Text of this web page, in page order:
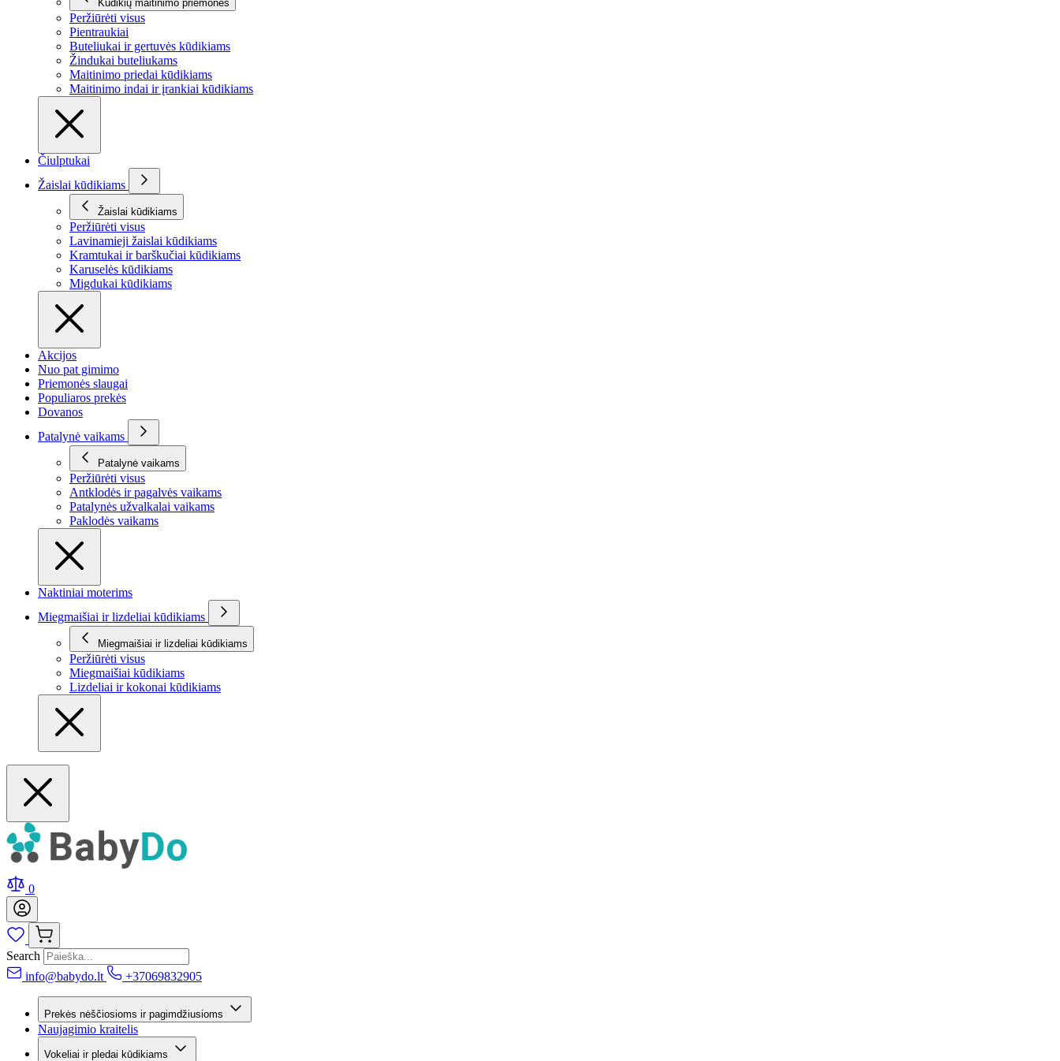
Kūdikių maitinimo priemonės
Peržiūrėti visus
Pientraukiai
Buteliukai ir gertuvės kūdikiams
Žindukai buteliukams
Maitinimo priedai kūdikiams
Maitinimo indai ir įrankiai kūdikiams
Čiulptukai
Žaislai kūdikiams
Žaislai kūdikiams
Peržiūrėti visus
Lavinamieji žaislai kūdikiams
Kramtukai ir barškučiai kūdikiams
Karuselės kūdikiams
Migdukai kūdikiams
Akcijos
Nuo pat gimimo
Priemonės slaugai
Populiaros prekės
Dovanos
Patalynė vaikams
Patalynė vaikams
Peržiūrėti visus
Antklodės ir pagalvės vaikams
Patalynės užvalkalai vaikams
Paklodės vaikams
Naktiniai moterims
Miegmaišiai ir lizdeliai kūdikiams
Miegmaišiai ir lizdeliai kūdikiams
Peržiūrėti visus
Miegmaišiai kūdikiams
Lizdeliai ir kokonai kūdikiams
0
Search
info@babydo.lt
+37069832905
Prekės nėščiosioms ir pagimdžiusioms
Naujagimio kraitelis
Vokeliai ir pledai kūdikiams